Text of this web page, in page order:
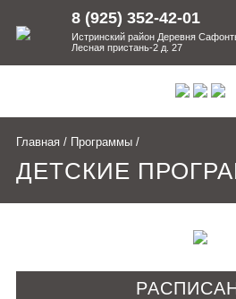
8 (925) 352-42-01
Истринский район Деревня
Лесная пристань-2 д. 27
Главная/ Программы/
ДЕТСКИЕ